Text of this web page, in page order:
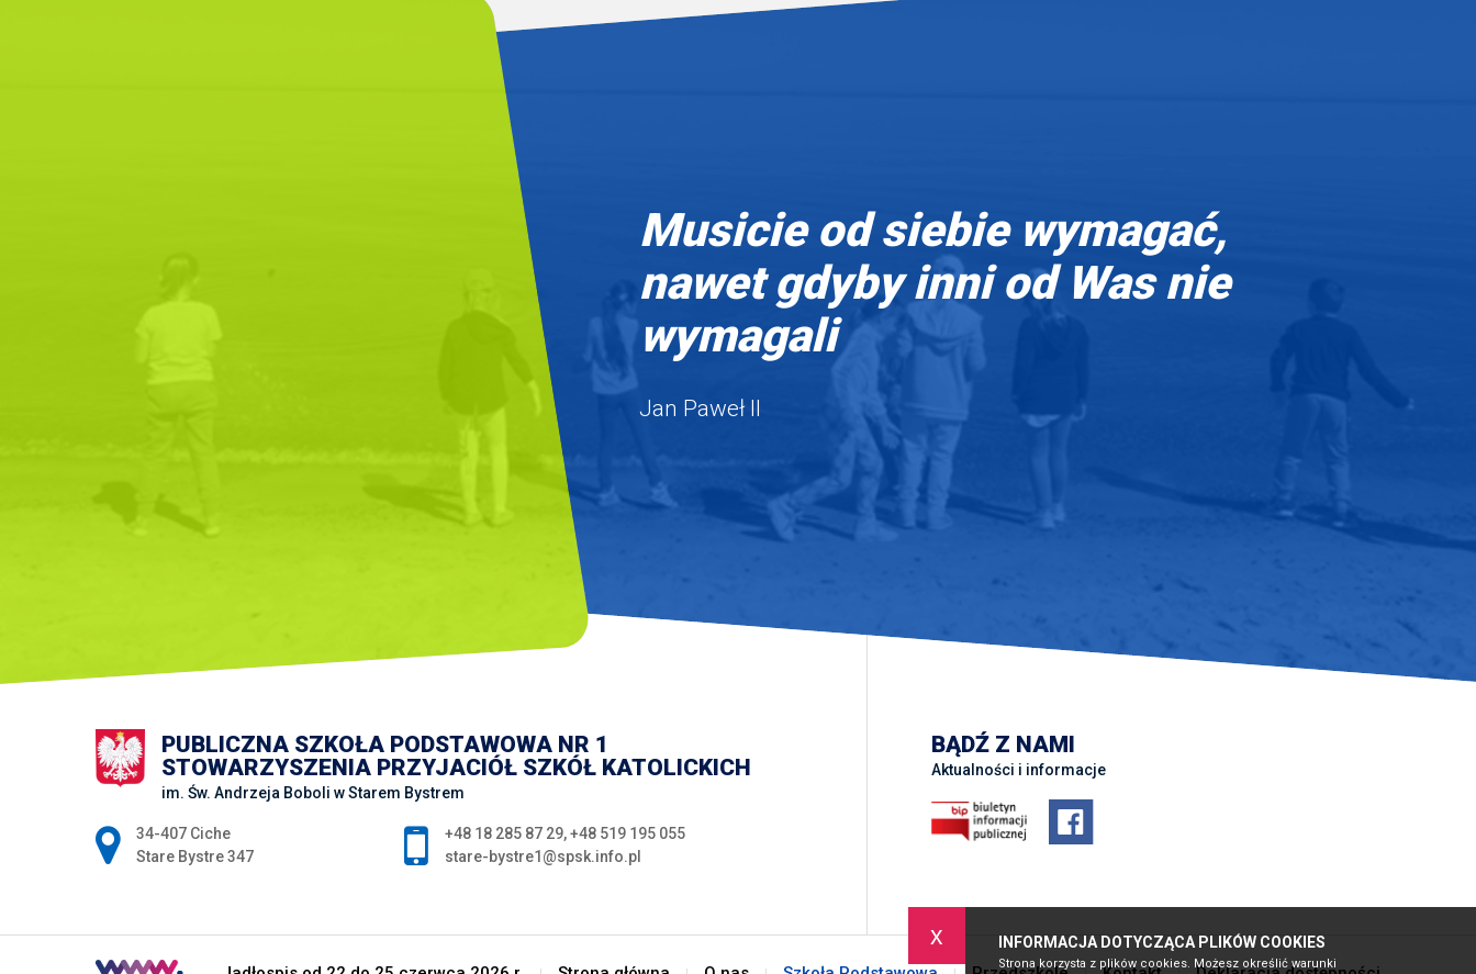
x INFORMACJA DOTYCZĄCA PLIKÓW COOKIES
Strona korzysta z plików cookies. Możesz określić warunki
Musicie od siebie wymagać,
nawet gdyby inni od Was nie
wymagali
Jan Paweł II
PUBLICZNA SZKOŁA PODSTAWOWA NR 1
STOWARZYSZENIA PRZYJACIÓŁ SZKÓŁ KATOLICKICH
im. Św. Andrzeja Boboli w Starem Bystrem
Adres pocztowy:
34-407 Ciche
Stare Bystre 347
+48 18 285 87 29,+48 519 195 055
stare-bystre1@spsk.info.pl
BĄDŹ Z NAMI
Aktualności i informacje